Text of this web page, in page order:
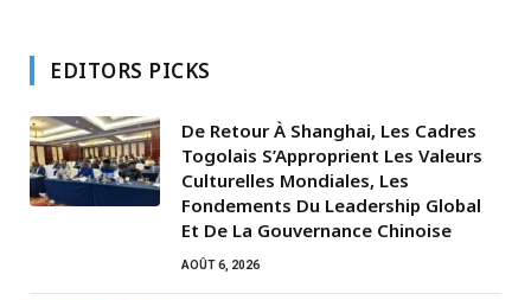
EDITORS PICKS
De Retour À Shanghai, Les Cadres
Togolais S’Approprient Les Valeurs
Culturelles Mondiales, Les
Fondements Du Leadership Global
Et De La Gouvernance Chinoise
AOÛT 6, 2026